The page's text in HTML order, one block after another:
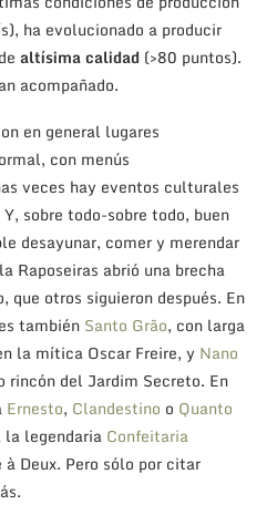
ha evolucionado a producir
altísima calidad (>80 puntos).
acompañado.
en general lugares
con menús
veces hay eventos culturales
sobre todo-sobre todo, buen
desayunar, comer y merendar
Raposeiras abrió una brecha
que otros siguieron después. En
también Santo Grão, con larga
la mítica Oscar Freire, y Nano
rincón del Jardim Secreto. En
Ernesto, Clandestino o Quanto
la legendaria Confeitaria
à Deux. Pero sólo por citar